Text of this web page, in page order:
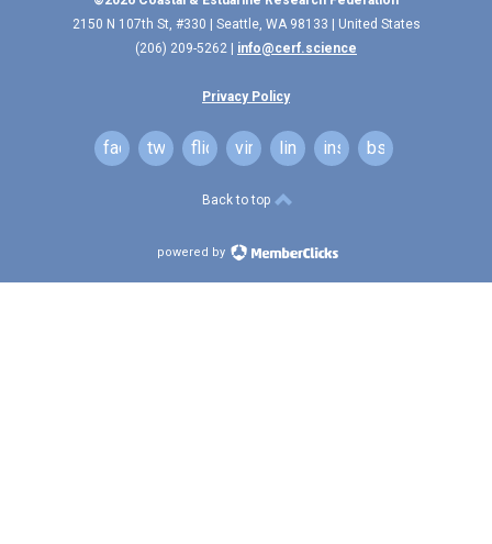
2150 N 107th St, #330 | Seattle, WA 98133 | United States
(206) 209-5262 | info@cerf.science
Privacy Policy
facebooktwitterflickr vimeo linkedininstagram
bsky
Back to top
powered by